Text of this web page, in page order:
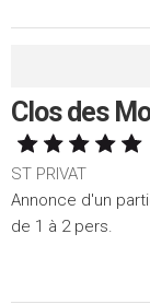
Clos des
ST PRIVAT
Annonce d'un
de 1 à 2 pers.